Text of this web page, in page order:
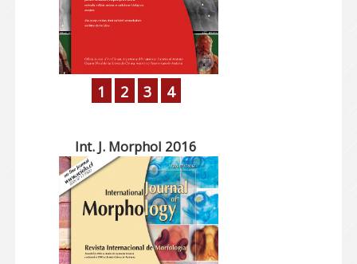
1 2 3 4
Int. J. Morphol 2016